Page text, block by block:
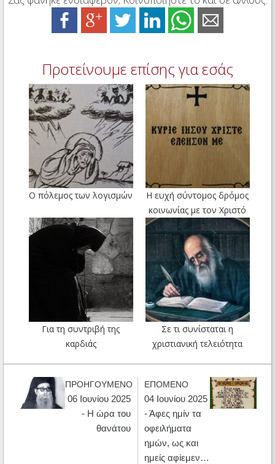
Προτείνουμε επίσης για εσάς
Ο πόλεμος των λογισμών
Η ευχή σύντομος δρόμος
κοινωνίας με τον Χριστό
Για τη συντριβή της
καρδιάς
Σε τι συνίσταται η
χριστιανική τελειότητα
ΠΡΟΗΓΟΥΜΕΝΟ
06 Ιουνίου 2025
- Η ώρα του
θανάτου
ΕΠΟΜΕΝΟ
04 Ιουνίου 2025
- Άφες ημίν τα
οφειλήματα
ημών, ως και
ημείς αφίεμεν…